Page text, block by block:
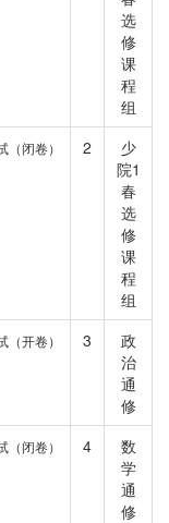
选
修
课
程
组
（闭卷） 2
少
院1
春
选
修
课
程
组
（开卷） 3
政
治
通
修
（闭卷） 4
数
学
通
修